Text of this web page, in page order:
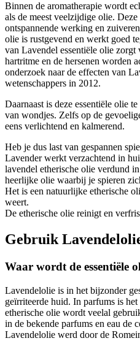
Binnen de aromatherapie wordt
als de meest veelzijdige olie.
ontspannende werking en
olie is rustgevend en werkt goed
van Lavendel essentiële olie zorgt
hartritme en de hersenen worden
onderzoek naar de effecten van
wetenschappers in 2012.
Daarnaast is deze essentiële olie
van wondjes. Zelfs op de
eens verlichtend en kalmerend.
Heb je dus last van gespannen
Lavender werkt verzachtend in
lavendel etherische olie verdund
heerlijke olie waarbij je spieren
Het is een natuurlijke etherische
weert.
De etherische olie reinigt en
Gebruik
Waar wordt de essentiële
Lavendelolie is in het bijzonder
geïrriteerde huid. In parfums is
etherische olie wordt veelal
in de bekende parfums en eau de
Lavendelolie werd door de